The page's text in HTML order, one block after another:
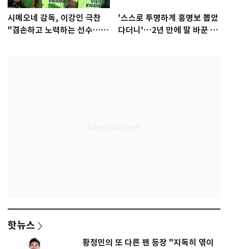
시메오네 감독, 이강인 극찬
"겸손하고 노력하는 선수…좋
'스스로 투명하게 홍명보 뽑았
다더니'…2년 만에 말 바꾼 이
핫뉴스
황정민의 또 다른 팬 등장 "지독히 엮이